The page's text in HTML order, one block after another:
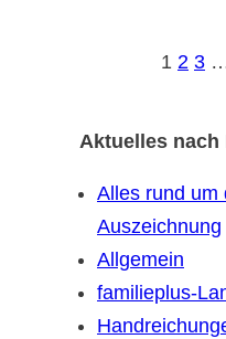
1 2 3
Aktuelles
Alles rund um
Auszeichnung
Allgemein
familieplus-